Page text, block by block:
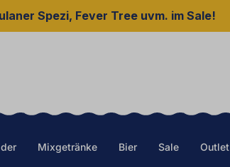
Spezi, Fever Tree uvm. im Sale!
Mixgetränke Bier Sale Outlet